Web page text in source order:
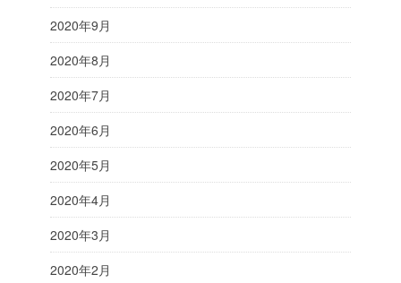
2020年9月
2020年8月
2020年7月
2020年6月
2020年5月
2020年4月
2020年3月
2020年2月